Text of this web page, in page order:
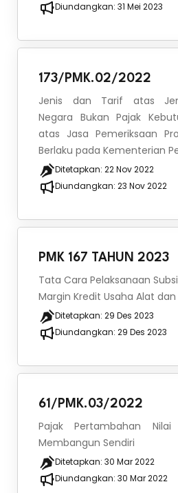
Diundangkan: 31 Mei 2023
173/PMK.02/2022
Jenis dan Tarif atas
Negara Bukan Pajak
atas Jasa Pemeriksaan
Berlaku pada Kementerian
Ditetapkan: 22 Nov 2022
Diundangkan: 23 Nov 2022
PMK 167 TAHUN 2023
Tata Cara Pelaksanaan
Margin Kredit Usaha Alat
Ditetapkan: 29 Des 2023
Diundangkan: 29 Des 2023
61/PMK.03/2022
Pajak Pertambahan
Membangun Sendiri
Ditetapkan: 30 Mar 2022
Diundangkan: 30 Mar 2022